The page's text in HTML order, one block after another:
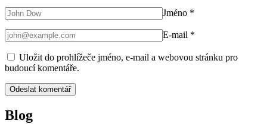
Jméno *
E-mail *
Uložit do prohlížeče jméno, e-mail a webovou stránku pro
budoucí komentáře.
Blog